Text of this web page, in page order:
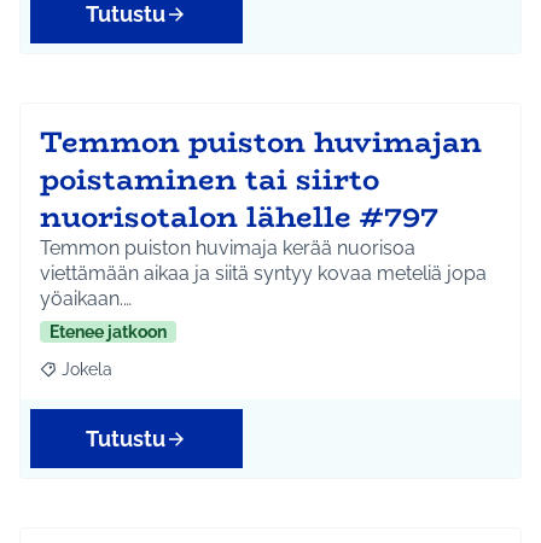
Tutustu
Temmon puiston huvimajan
poistaminen tai siirto
nuorisotalon lähelle #797
Temmon puiston huvimaja kerää nuorisoa
viettämään aikaa ja siitä syntyy kovaa meteliä jopa
yöaikaan.…
Etenee jatkoon
Rajaa tulokset aihepiirin mukaan: Jokela
Jokela
Tutustu